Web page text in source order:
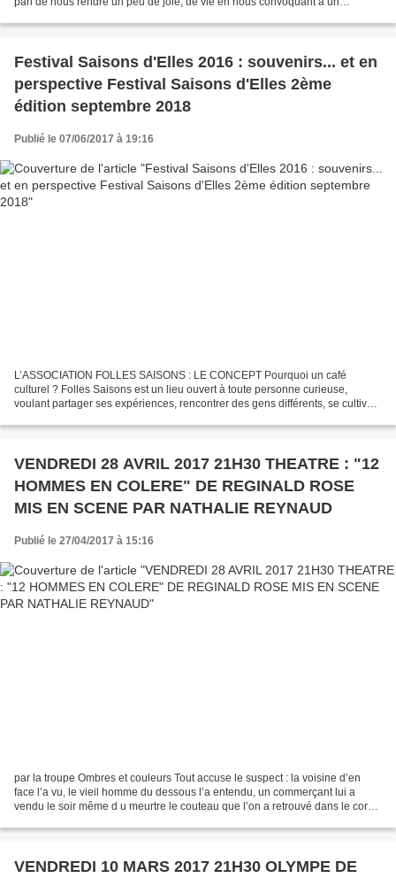
Festival Saisons d'Elles 2016 : souvenirs... et en
perspective Festival Saisons d'Elles 2ème
édition septembre 2018
Publié le 07/06/2017 à 19:16
L’ASSOCIATION FOLLES SAISONS : LE CONCEPT Pourquoi un café
culturel ? Folles Saisons est un lieu ouvert à toute personne curieuse,
voulant partager ses expériences, rencontrer des gens différents, se cultiver,
VENDREDI 28 AVRIL 2017 21H30 THEATRE : "12
HOMMES EN COLERE" DE REGINALD ROSE
MIS EN SCENE PAR NATHALIE REYNAUD
Publié le 27/04/2017 à 15:16
par la troupe Ombres et couleurs Tout accuse le suspect : la voisine d’en
face l’a vu, le vieil homme du dessous l’a entendu, un commerçant lui a
vendu le soir même d u meurtre le couteau que l’on a retrouvé dans le corps
VENDREDI 10 MARS 2017 21H30 OLYMPE DE